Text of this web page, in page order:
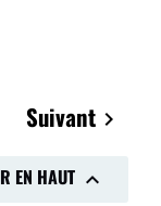
Suivant 
EN HAUT 